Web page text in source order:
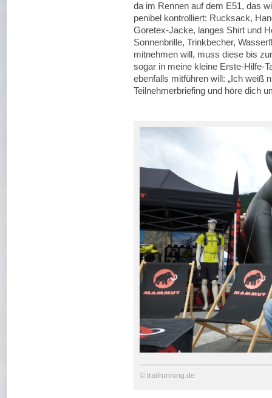
da im Rennen auf dem E51, das
penibel kontrolliert: Rucksack,
Goretex-Jacke, langes Shirt und
Sonnenbrille, Trinkbecher,
mitnehmen will, muss diese bis
sogar in meine kleine Erste-Hilfe-
ebenfalls mitführen will: „Ich weiß
Teilnehmerbriefing und höre dich
© trailrunning.de